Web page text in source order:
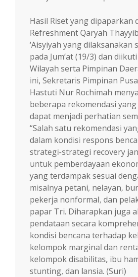
Hasil Riset yang dipaparkan
Refreshment Qaryah
‘Aisyiyah yang dilaksanakan
pada Jum’at (19/3) dan
Wilayah serta Pimpinan
ini, Sekretaris Pimpinan
Hastuti Nur Rochimah
beberapa rekomendasi
dapat menjadi perhatian
“Salah satu rekomendasi
dalam kondisi respons
strategi-strategi recovery
untuk pemberdayaan
yang terdampak sesuai
misalnya petani, nelayan,
pekerja nonformal, dan
papar Tri. Diharapkan juga
pendataan secara
kondisi bencana terhadap
kelompok marginal dan
kelompok disabilitas, ibu
stunting, dan lansia. (Suri)